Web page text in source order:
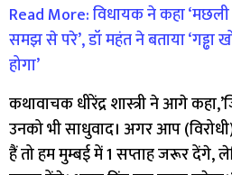
Read More: विधायक ने कहा
समझ से परे’, डॉ महंत ने बताया ‘गड्ढा
होगा’
कथावाचक धीरेंद्र शास्त्री ने आगे
उनको भी साधुवाद। अगर आप
हैं तो हम मुम्बई में 1 सप्ताह जरूर देंगे,